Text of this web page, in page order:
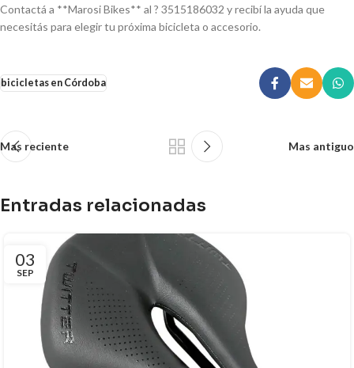
Contactá a **Marosi Bikes** al ? 3515186032 y recibí la ayuda que
necesitás para elegir tu próxima bicicleta o accesorio.
bicicletas en Córdoba
Mas reciente Mas antiguo
Entradas relacionadas
03
SEP